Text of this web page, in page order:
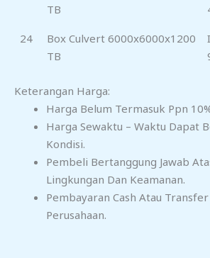
TB
24
Box Culvert 6000x6000x1200
TB
Keterangan Harga:
Harga Belum Termasuk Ppn
Harga Sewaktu – Waktu Dapat
Kondisi.
Pembeli Bertanggung Jawab
Lingkungan Dan Keamanan.
Pembayaran Cash Atau
Perusahaan.